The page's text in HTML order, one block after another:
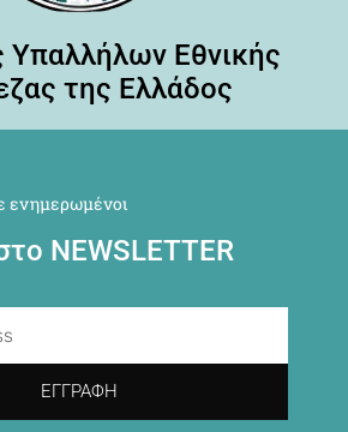
Υπαλλήλων Εθνικής
της Ελλάδος
ενημερωμένοι
NEWSLETTER
ΕΓΓΡΑΦΉ